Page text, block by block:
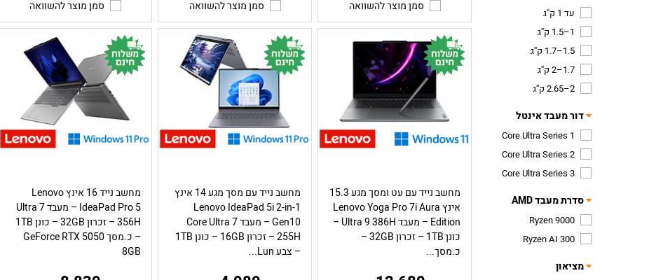
עד 1 ק''ג
1–1.5 ק''ג
1.5–1.7 ק''ג
1.7–2 ק''ג
2–2.65 ק''ג
דור מעבד אינטל
Core Ultra Series 1
Core Ultra Series 2
Core Ultra Series 3
סדרת מעבד AMD
Ryzen 9000
Ryzen AI 300
מציאון
סמן מוצר להשוואה סמן מוצר להשוואה סמן מוצר להשוואה
מחשב נייד עם עט ומסך מגע 15.3
אינץ Lenovo Yoga Pro 7i Aura
Edition – מעבד Ultra 9 386H –
כונן 1TB – זכרון 32GB –
כ.מסך...
מחשב נייד עם מסך מגע 14 אינץ
Lenovo IdeaPad 5i 2-in-1
Gen10 – מעבד Core Ultra 7
255H – זכרון 16GB – כונן 1TB
– צבע Lun...
מחשב נייד 16 אינץ Lenovo
IdeaPad Pro 5 – מעבד Ultra 7
356H – זכרון 32GB – כונן 1TB
– כ.מסך GeForce RTX 5050
8GB